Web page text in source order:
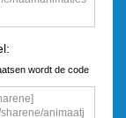
wordt de code